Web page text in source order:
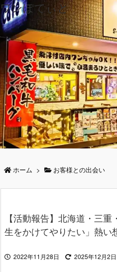
ワンぽてぃと
ホーム > お客様との出会い
【活動報告】北海道・三
生をかけてやりたい」熱い
2022年11月28日 2025年12月2日